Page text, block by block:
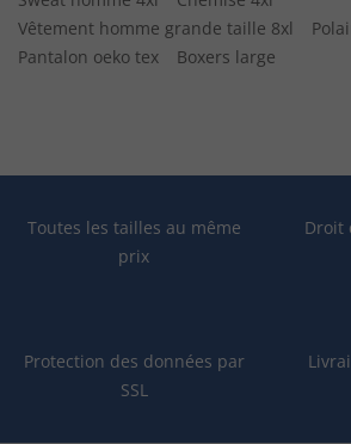
Vêtement homme grande taille 8xl
Pantalon oeko tex
Boxers large
Toutes les tailles au même
prix
Droit
Protection des données par
SSL